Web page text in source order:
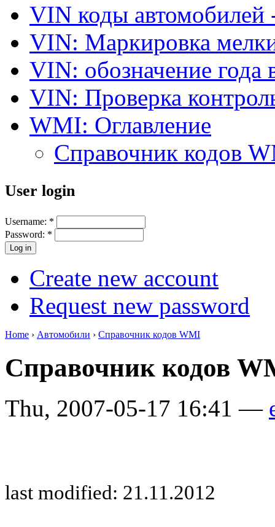
VIN коды автомобилей
VIN: Маркировка
VIN: обозначение года
VIN: Проверка
WMI: Оглавление
Справочник кодов
User login
Username: *
Password: *
Create new account
Request new password
Home › Автомобили › Справочник кодов WMI
Справочник кодов
Thu, 2007-05-17 16:41 —
last modified: 21.11.2012